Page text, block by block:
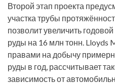
Второй этап проекта
участка трубы
позволит увеличить
руды на 16 млн тонн. Lloyds
правами на добычу
руды в год, рассчитывает
зависимость от